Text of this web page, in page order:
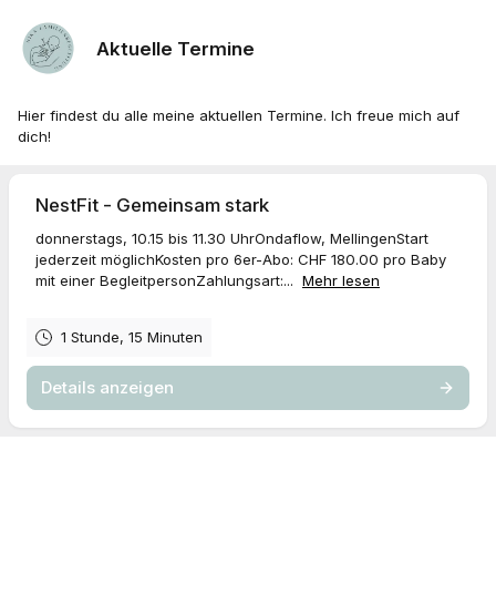
Aktuelle Termine
Hier findest du alle meine aktuellen Termine. Ich freue mich auf
dich!
NestFit - Gemeinsam stark
donnerstags, 10.15 bis 11.30 UhrOndaflow, MellingenStart
jederzeit möglichKosten pro 6er-Abo: CHF 180.00 pro Baby
mit einer BegleitpersonZahlungsart:... Mehr lesen
1 Stunde, 15 Minuten
Details anzeigen